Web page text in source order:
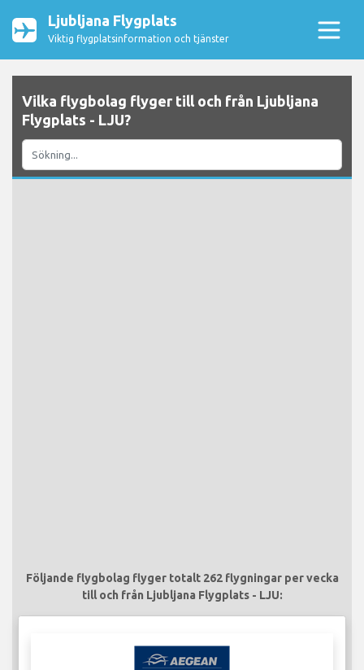
Ljubljana Flygplats
Viktig flygplatsinformation och tjänster
Vilka flygbolag flyger till och från Ljubljana
Flygplats - LJU?
Följande flygbolag flyger totalt 262 flygningar per vecka
till och från Ljubljana Flygplats - LJU: